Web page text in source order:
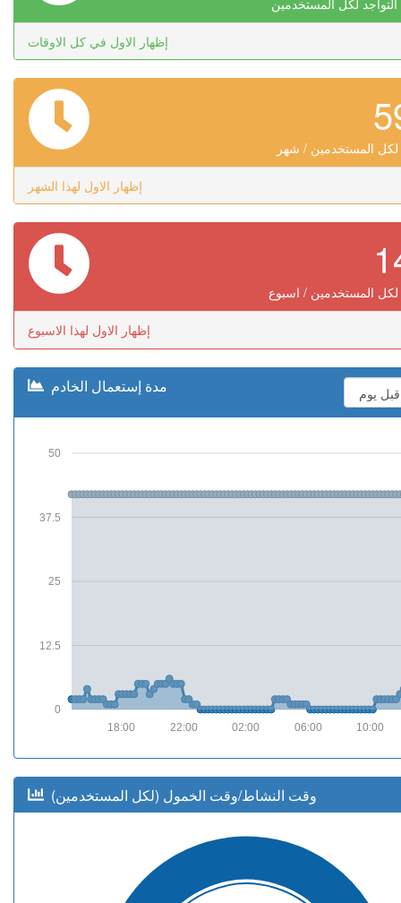
إظهار الاول في كل الاوقات
لكل المستخدمين / شهر
إظهار الاول لهذا الشهر
لكل المستخدمين / اسبوع
إظهار الاول لهذا الاسبوع
مدة إستعمال الخادم
0
12.5
25
37.5
50
10:00
06:00
02:00
22:00
18:00
(وقت النشاط/وقت الخمول (لكل المستخدمين